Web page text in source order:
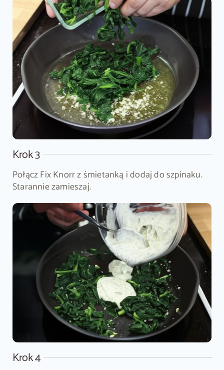
Krok 3
Połącz Fix Knorr z śmietanką i dodaj do szpinaku.
Starannie zamieszaj.
Krok 4